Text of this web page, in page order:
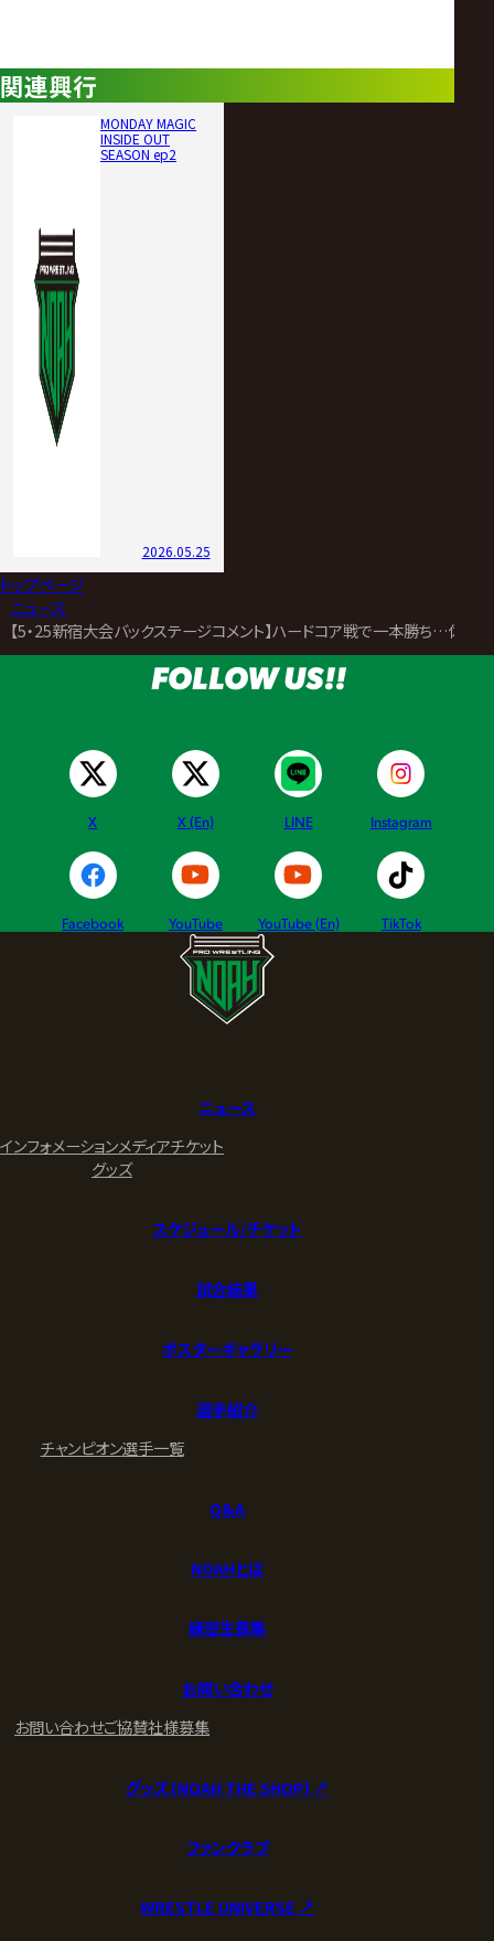
関連興行
MONDAY MAGIC
INSIDE OUT
SEASON ep2
2026.05.25
トップページ
ニュース
【5・25新宿大会バックステージコメント】ハードコア戦で一本勝ち…
FOLLOW US!!
X X (En) LINE Instagram
Facebook YouTube YouTube (En) TikTok
ニュース
インフォメーションメディアチケット
グッズ
スケジュール/チケット
試合結果
ポスターギャラリー
選手紹介
チャンピオン選手一覧
Q&A
NOAHとは
練習生募集
お問い合わせ
お問い合わせご協賛社様募集
グッズ (NOAH THE SHOP) ↗︎
ファンクラブ
WRESTLE UNIVERSE ↗︎